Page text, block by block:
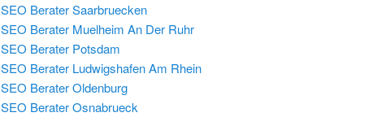
SEO Berater Saarbruecken
SEO Berater Muelheim An Der Ruhr
SEO Berater Potsdam
SEO Berater Ludwigshafen Am Rhein
SEO Berater Oldenburg
SEO Berater Osnabrueck